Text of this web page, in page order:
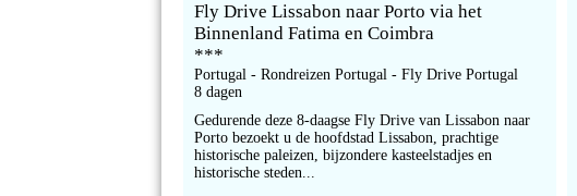
Fly Drive Lissabon naar Porto via het
Binnenland Fatima en Coimbra
***
Portugal - Rondreizen Portugal - Fly Drive Portugal
8 dagen
Gedurende deze 8-daagse Fly Drive van Lissabon naar
Porto bezoekt u de hoofdstad Lissabon, prachtige
historische paleizen, bijzondere kasteelstadjes en
historische steden...